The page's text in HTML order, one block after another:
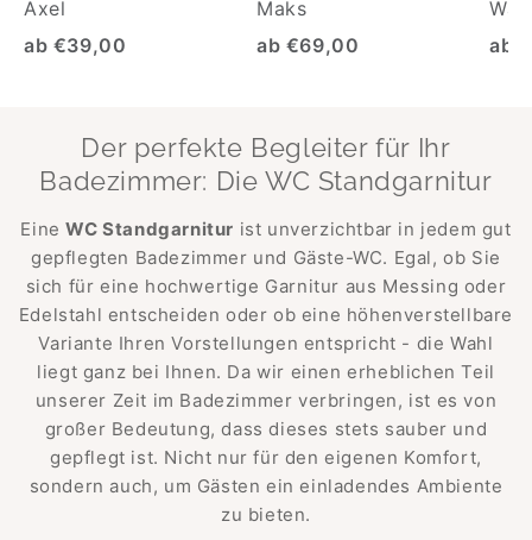
Axel
ab €39,00
Maks
ab €69,00
ab
Der perfekte Begleiter für Ihr
Badezimmer: Die WC Standgarnitur
EineWC Standgarnitur ist unverzichtbar in jedem gut
gepflegten Badezimmer und Gäste-WC. Egal, ob Sie
sich für eine hochwertige Garnitur aus Messing oder
Edelstahl entscheiden oder ob eine höhenverstellbare
Variante Ihren Vorstellungen entspricht - die Wahl
liegt ganz bei Ihnen. Da wir einen erheblichen Teil
unserer Zeit im Badezimmer verbringen, ist es von
großer Bedeutung, dass dieses stets sauber und
gepflegt ist. Nicht nur für den eigenen Komfort,
sondern auch, um Gästen ein einladendes Ambiente
zu bieten.